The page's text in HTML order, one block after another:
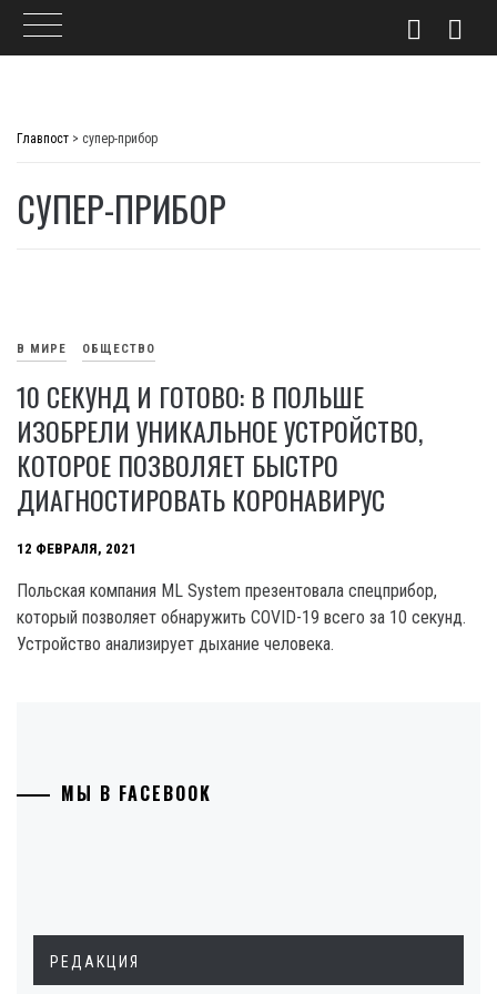
Главпост > супер-прибор
СУПЕР-ПРИБОР
В МИРЕ ОБЩЕСТВО
10 СЕКУНД И ГОТОВО: В ПОЛЬШЕ
ИЗОБРЕЛИ УНИКАЛЬНОЕ УСТРОЙСТВО,
КОТОРОЕ ПОЗВОЛЯЕТ БЫСТРО
ДИАГНОСТИРОВАТЬ КОРОНАВИРУС
12 ФЕВРАЛЯ, 2021
Польская компания ML System презентовала спецприбор,
который позволяет обнаружить COVID-19 всего за 10 секунд.
Устройство анализирует дыхание человека.
МЫ В FACEBOOK
РЕДАКЦИЯ